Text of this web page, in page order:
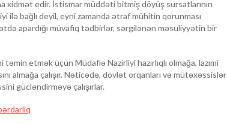
xidmət edir. İstismar müddəti bitmiş döyüş sursatlarının
ilə bağlı deyil, eyni zamanda ətraf mühitin qorunması
apardığı müvafiq tədbirlər, sərgilənən məsuliyyətin bir
etmək üçün Müdafiə Nazirliyi hazırlıqlı olmağa, lazımi
almağa çalışır. Nəticədə, dövlət orqanları və mütəxəssislər
gücləndirməyə çalışırlar.